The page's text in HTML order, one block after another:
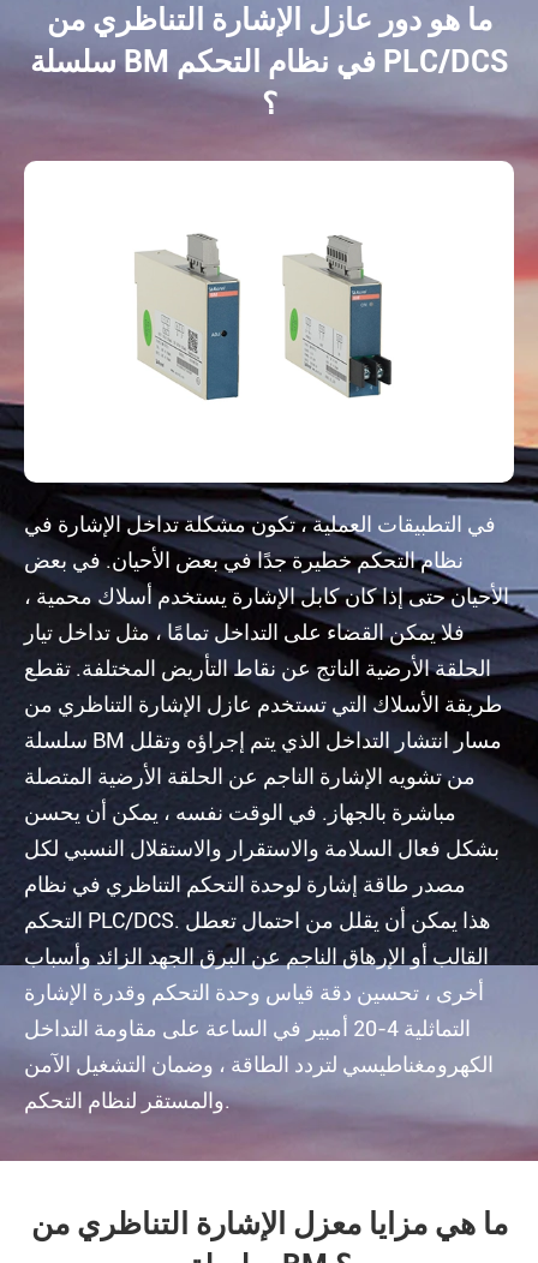
ما هو دور عازل الإشارة التناظري من
سلسلة BM في نظام التحكم PLC/DCS
؟
في التطبيقات العملية ، تكون مشكلة تداخل الإشارة في
نظام التحكم خطيرة جدًا في بعض الأحيان. في بعض
الأحيان حتى إذا كان كابل الإشارة يستخدم أسلاك محمية ،
فلا يمكن القضاء على التداخل تمامًا ، مثل تداخل تيار
الحلقة الأرضية الناتج عن نقاط التأريض المختلفة. تقطع
طريقة الأسلاك التي تستخدم عازل الإشارة التناظري من
سلسلة BM مسار انتشار التداخل الذي يتم إجراؤه وتقلل
من تشويه الإشارة الناجم عن الحلقة الأرضية المتصلة
مباشرة بالجهاز. في الوقت نفسه ، يمكن أن يحسن
بشكل فعال السلامة والاستقرار والاستقلال النسبي لكل
مصدر طاقة إشارة لوحدة التحكم التناظري في نظام
التحكم PLC/DCS. هذا يمكن أن يقلل من احتمال تعطل
القالب أو الإرهاق الناجم عن البرق الجهد الزائد وأسباب
أخرى ، تحسين دقة قياس وحدة التحكم وقدرة الإشارة
التماثلية 4-20 أمبير في الساعة على مقاومة التداخل
الكهرومغناطيسي لتردد الطاقة ، وضمان التشغيل الآمن
والمستقر لنظام التحكم.
ما هي مزايا معزل الإشارة التناظري من